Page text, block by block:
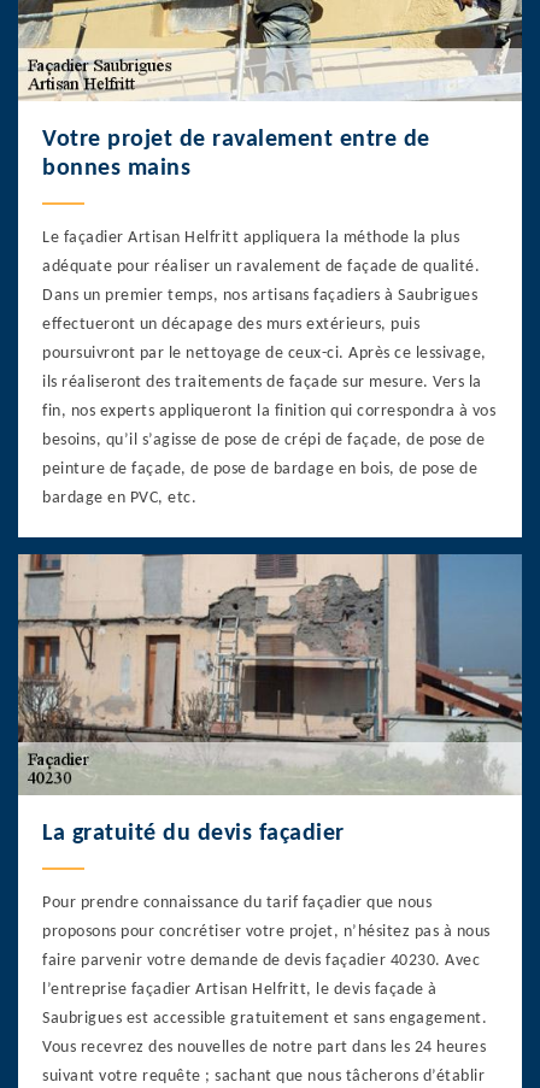
Votre projet de ravalement entre de
bonnes mains
Le façadier Artisan Helfritt appliquera la méthode la plus
adéquate pour réaliser un ravalement de façade de qualité.
Dans un premier temps, nos artisans façadiers à Saubrigues
effectueront un décapage des murs extérieurs, puis
poursuivront par le nettoyage de ceux-ci. Après ce lessivage,
ils réaliseront des traitements de façade sur mesure. Vers la
fin, nos experts appliqueront la finition qui correspondra à vos
besoins, qu’il s’agisse de pose de crépi de façade, de pose de
peinture de façade, de pose de bardage en bois, de pose de
bardage en PVC, etc.
La gratuité du devis façadier
Pour prendre connaissance du tarif façadier que nous
proposons pour concrétiser votre projet, n’hésitez pas à nous
faire parvenir votre demande de devis façadier 40230. Avec
l’entreprise façadier Artisan Helfritt, le devis façade à
Saubrigues est accessible gratuitement et sans engagement.
Vous recevrez des nouvelles de notre part dans les 24 heures
suivant votre requête ; sachant que nous tâcherons d’établir